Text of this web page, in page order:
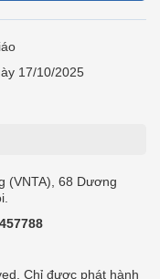
17/10/2025
(VNTA), 68 Dương
Chỉ được phát hành